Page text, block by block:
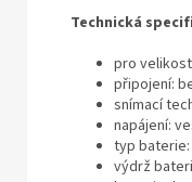
Technická
pro
připojení:
snímací
napájení:
typ baterie:
výdrž